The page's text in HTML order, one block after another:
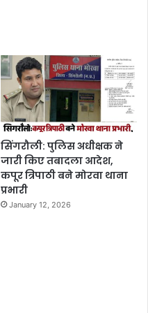
सिंगरौली: पुलिस अधीक्षक ने
जारी किए तबादला आदेश,
कपूर त्रिपाठी बने मोरवा थाना
प्रभारी
January 12, 2026